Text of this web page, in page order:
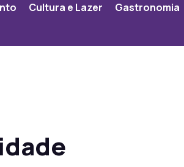
Cultura e Lazer Gastronomia